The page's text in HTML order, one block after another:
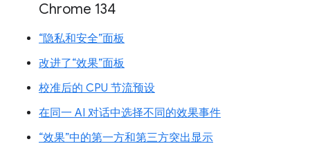
Chrome 134
“隐私和安全”面板
改进了“效果”面板
校准后的 CPU 节流预设
在同一 AI 对话中选择不同的效果事件
“效果”中的第一方和第三方突出显示